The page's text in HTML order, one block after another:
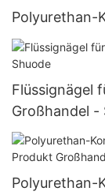
Polyurethan-
Flüssignägel
Großhandel -
Polyurethan-